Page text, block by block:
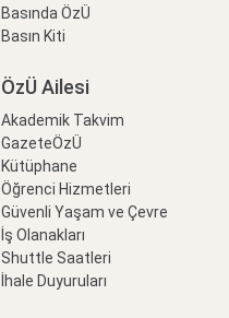
Basında ÖzÜ
Basın Kiti
ÖzÜ Ailesi
Akademik Takvim
GazeteÖzÜ
Kütüphane
Öğrenci Hizmetleri
Güvenli Yaşam ve Çevre
İş Olanakları
Shuttle Saatleri
İhale Duyuruları